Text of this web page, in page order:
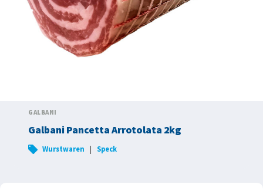
GALBANI
Galbani Pancetta Arrotolata 2kg
Wurstwaren | Speck